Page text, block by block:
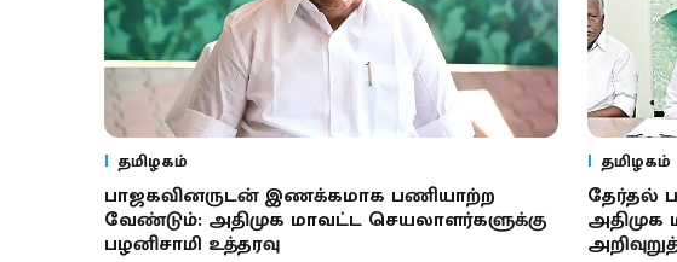
தமிழகம்
பாஜகவினருடன் இணக்கமாக பணியாற்ற
வேண்டும்: அதிமுக மாவட்ட செயலாளர்களுக்கு
பழனிசாமி உத்தரவு
தமிழகம்
தேர்தல்